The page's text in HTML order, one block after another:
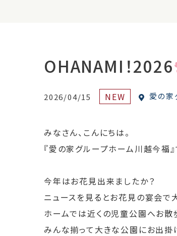
OHANAMI！2026
2026/04/15 NEW 愛の家
みなさん、こんにちは。
『愛の家グループホーム川越今福』
今年はお花見出来ましたか？
ニュースを見るとお花見の宴会で
ホームでは近くの児童公園へお散
みんな揃って大きな公園にお出掛